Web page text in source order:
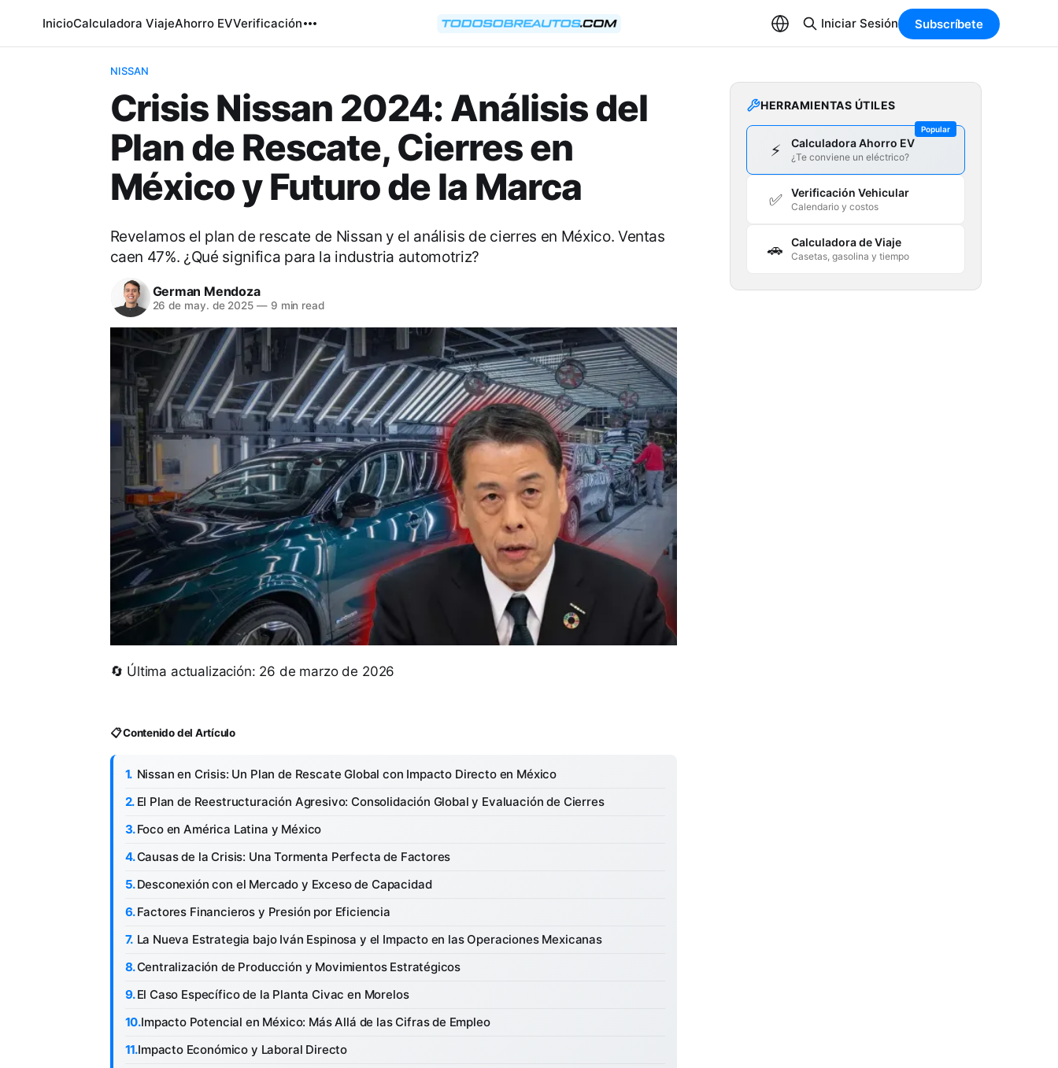
InicioCalculadora ViajeAhorro EVVerificación Iniciar Sesión Subscríbete
NISSAN
Crisis Nissan 2024: Análisis del
Plan de Rescate, Cierres en
México y Futuro de la Marca
Revelamos el plan de rescate de Nissan y el análisis de cierres en México. Ventas
caen 47%. ¿Qué significa para la industria automotriz?
German Mendoza
26 de may. de 2025 —9 min read
🔄 Última actualización: 26 de marzo de 2026
📋 Contenido del Artículo
Nissan en Crisis: Un Plan de Rescate Global con Impacto Directo en México
El Plan de Reestructuración Agresivo: Consolidación Global y Evaluación de Cierres
Foco en América Latina y México
Causas de la Crisis: Una Tormenta Perfecta de Factores
Desconexión con el Mercado y Exceso de Capacidad
Factores Financieros y Presión por Eficiencia
La Nueva Estrategia bajo Iván Espinosa y el Impacto en las Operaciones Mexicanas
Centralización de Producción y Movimientos Estratégicos
El Caso Específico de la Planta Civac en Morelos
Impacto Potencial en México: Más Allá de las Cifras de Empleo
Impacto Económico y Laboral Directo
HERRAMIENTAS ÚTILES
Popular
⚡ Calculadora Ahorro EV
¿Te conviene un eléctrico?
✅ Verificación Vehicular
Calendario y costos
🚗 Calculadora de Viaje
Casetas, gasolina y tiempo